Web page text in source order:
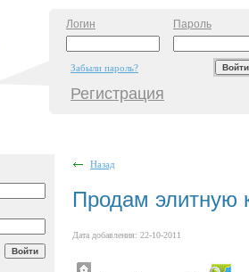
Логин Пароль
Забыли пароль?
Регистрация
Назад
Продам элитную
Дата добавления: 22-10-2011